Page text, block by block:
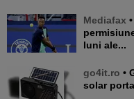
Mediafax • Starul tenisului francez: „Nu cer
luni ale...
go4it.ro • Gadget util pentru grădină: Radio
solar